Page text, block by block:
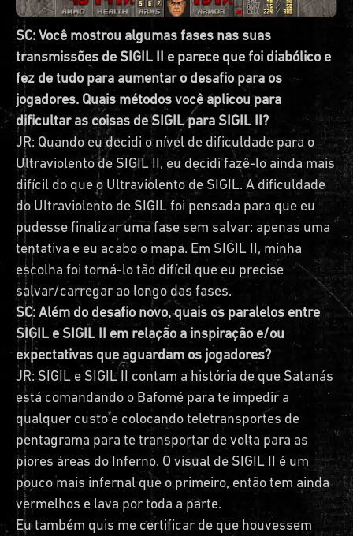
SC: Você mostrou algumas fases nas suas
transmissões de SIGIL II e parece que foi diabólico e
fez de tudo para aumentar o desafio para os
jogadores. Quais métodos você aplicou para
dificultar as coisas de SIGIL para SIGIL II?
JR: Quando eu decidi o nível de dificuldade para o
Ultraviolento de SIGIL II, eu decidi fazê-lo ainda mais
difícil do que o Ultraviolento de SIGIL. A dificuldade
do Ultraviolento de SIGIL foi pensada para que eu
pudesse finalizar uma fase sem salvar: apenas uma
tentativa e eu acabo o mapa. Em SIGIL II, minha
escolha foi torná-lo tão difícil que eu precise
salvar/carregar ao longo das fases.
SC: Além do desafio novo, quais os paralelos entre
SIGIL e SIGIL II em relação a inspiração e/ou
expectativas que aguardam os jogadores?
JR: SIGIL e SIGIL II contam a história de que Satanás
está comandando o Bafomé para te impedir a
qualquer custo e colocando teletransportes de
pentagrama para te transportar de volta para as
piores áreas do Inferno. O visual de SIGIL II é um
pouco mais infernal que o primeiro, então tem ainda
vermelhos e lava por toda a parte.
Eu também quis me certificar de que houvessem